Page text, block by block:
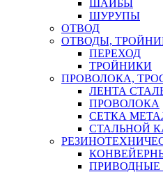
ШАЙБЫ
ШУРУПЫ
ОТВОД
ОТВОДЫ,
ПЕРЕХОД
ТРОЙНИКИ
ПРОВОЛОКА,
ЛЕНТА
ПРОВОЛОКА
СЕТКА
СТАЛЬНОЙ
ПРИВОДНЫЕ